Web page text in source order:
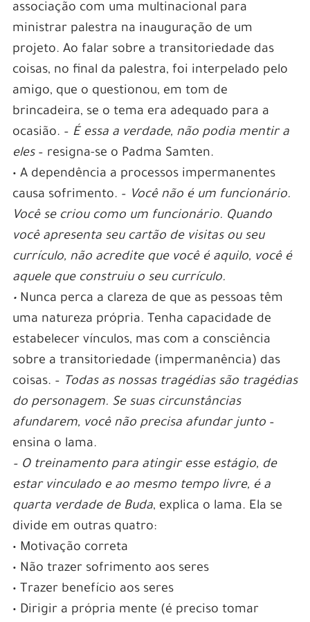
associação com uma multinacional para
ministrar palestra na inauguração de um
projeto. Ao falar sobre a transitoriedade das
coisas, no final da palestra, foi interpelado pelo
amigo, que o questionou, em tom de
brincadeira, se o tema era adequado para a
ocasião. – É essa a verdade, não podia mentir a
eles – resigna-se o Padma Samten.
• A dependência a processos impermanentes
causa sofrimento. – Você não é um funcionário.
Você se criou como um funcionário. Quando
você apresenta seu cartão de visitas ou seu
currículo, não acredite que você é aquilo, você é
aquele que construiu o seu currículo.
• Nunca perca a clareza de que as pessoas têm
uma natureza própria. Tenha capacidade de
estabelecer vínculos, mas com a consciência
sobre a transitoriedade (impermanência) das
coisas. – Todas as nossas tragédias são tragédias
do personagem. Se suas circunstâncias
afundarem, você não precisa afundar junto –
ensina o lama.
– O treinamento para atingir esse estágio, de
estar vinculado e ao mesmo tempo livre, é a
quarta verdade de Buda, explica o lama. Ela se
divide em outras quatro:
• Motivação correta
• Não trazer sofrimento aos seres
• Trazer benefício aos seres
• Dirigir a própria mente (é preciso tomar